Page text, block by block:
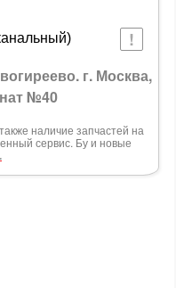
г. Москва,
№40
наличие запчастей на
сервис. Бу и новые